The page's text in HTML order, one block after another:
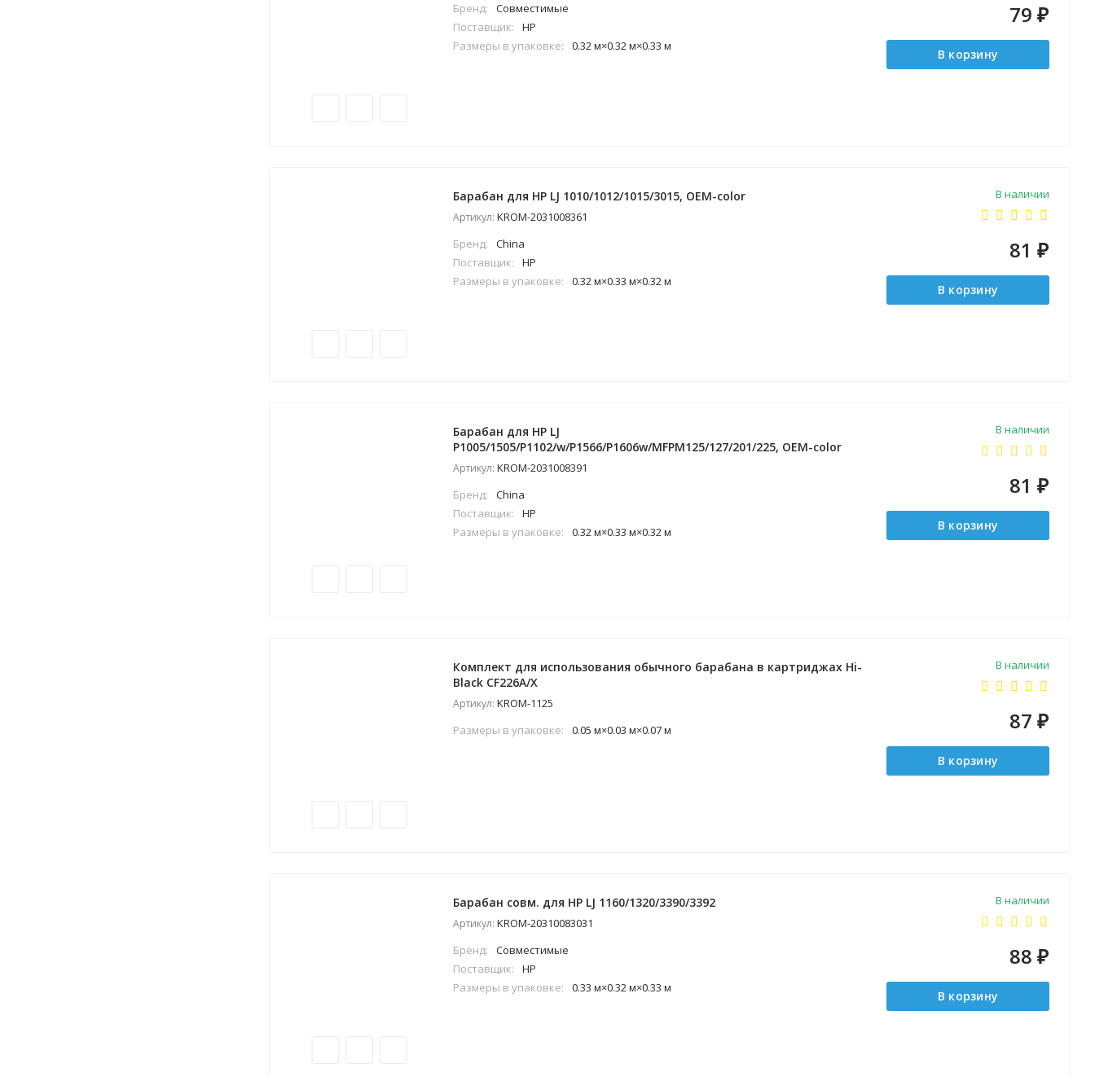
Бренд:
Совместимые
Поставщик:
HP
Размеры в упаковке:
0.32 м×0.32 м×0.33 м
79 ₽
В корзину
Барабан для HP LJ 1010/1012/1015/3015, OEM-color
Артикул: KROM-2031008361
Бренд:
China
Поставщик:
HP
Размеры в упаковке:
0.32 м×0.33 м×0.32 м
В наличии
81 ₽
В корзину
Барабан для HP LJ
P1005/1505/P1102/w/P1566/P1606w/MFPM125/127/201/225, OEM-color
Артикул: KROM-2031008391
Бренд:
China
Поставщик:
HP
Размеры в упаковке:
0.32 м×0.33 м×0.32 м
В наличии
81 ₽
В корзину
Комплект для использования обычного барабана в картриджах Hi-
Black CF226A/X
Артикул: KROM-1125
Размеры в упаковке:
0.05 м×0.03 м×0.07 м
В наличии
87 ₽
В корзину
Барабан совм. для HP LJ 1160/1320/3390/3392
Артикул: KROM-20310083031
Бренд:
Совместимые
Поставщик:
HP
Размеры в упаковке:
0.33 м×0.32 м×0.33 м
В наличии
88 ₽
В корзину